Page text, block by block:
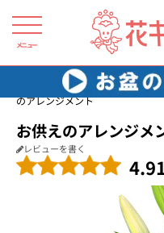
メニュー
花キューピット 通夜・葬儀に
のアレンジメント
お供えのアレンジメ
レビューを書く